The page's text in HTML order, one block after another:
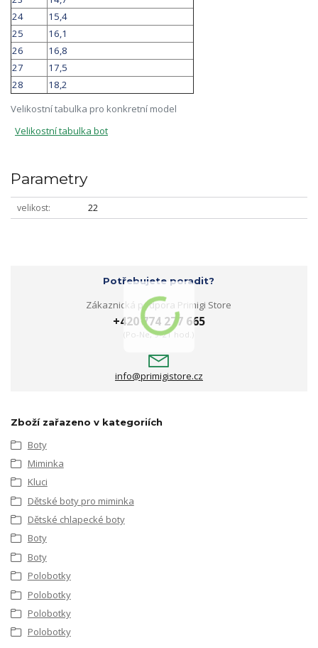
Velikostní tabulka pro konkretní model
24
15,4
25
16,1
26
16,8
27
17,5
28
18,2
Velikostní tabulka bot
Parametry
velikost 22
Potřebujete poradit?
Zákaznická podpora Primigi Store
+420 774 277 665
(Po-Ne, 9-21 hod.)
info@primigistore.cz
Zboží zařazeno v kategoriích
Boty
Miminka
Kluci
Dětské boty pro miminka
Dětské chlapecké boty
Boty
Boty
Polobotky
Polobotky
Polobotky
Polobotky